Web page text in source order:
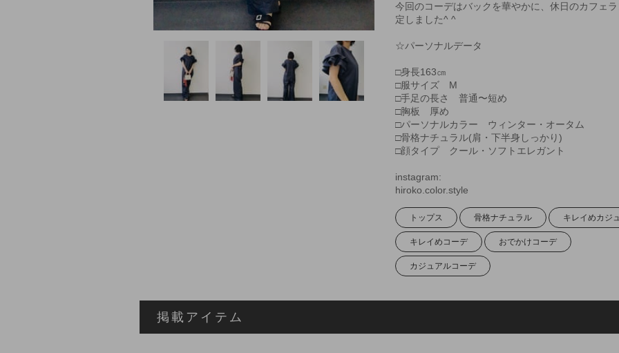
今回のコーデはバックを華やかに、休日のカフェ
定しました^ ^
☆パーソナルデータ
□身長163㎝
□服サイズ M
□手足の長さ 普通〜短め
□胸板 厚め
□パーソナルカラー ウィンター・オータム
□骨格ナチュラル(肩・下半身しっかり)
□顔タイプ クール・ソフトエレガント
instagram:
hiroko.color.style
トップス 骨格ナチュラル キレイめカジ
キレイめコーデ おでかけコーデ
カジュアルコーデ
掲載アイテム